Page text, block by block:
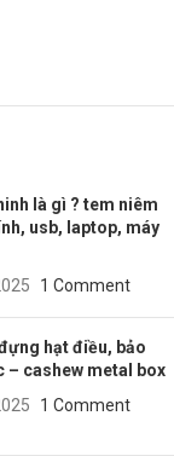
là gì ? tem niêm
usb, laptop, máy
1 Comment
hạt điều, bảo
– cashew metal box
1 Comment